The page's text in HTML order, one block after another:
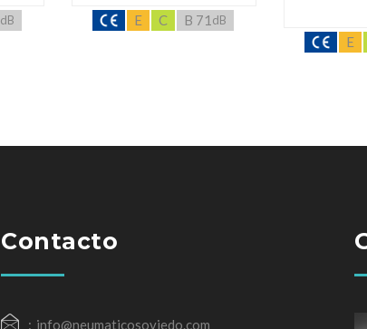
dB E C B 71 dB
E
Contacto
info@neumaticosoviedo.com